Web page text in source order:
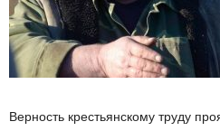
Верность крестьянскому труду